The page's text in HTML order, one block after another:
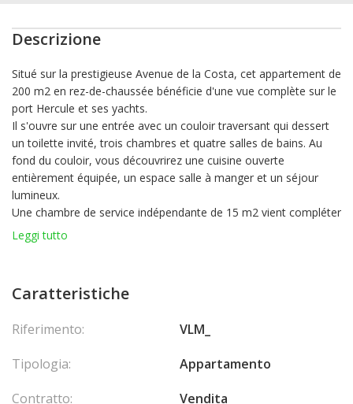
Descrizione
Situé sur la prestigieuse Avenue de la Costa, cet appartement de
200 m2 en rez-de-chaussée bénéficie d'une vue complète sur le
port Hercule et ses yachts.
Il s'ouvre sur une entrée avec un couloir traversant qui dessert
un toilette invité, trois chambres et quatre salles de bains. Au
fond du couloir, vous découvrirez une cuisine ouverte
entièrement équipée, un espace salle à manger et un séjour
lumineux.
Une chambre de service indépendante de 15 m2 vient compléter
ce bien ainsi qu'une grande cave.
L'appartement est en excellent état et offre un cadre de vie
Pour plus d'informations, n'hésitez pas à me contacter.
Leggi tutto
Caratteristiche
Riferimento:
VLM_
Tipologia:
Appartamento
Contratto:
Vendita